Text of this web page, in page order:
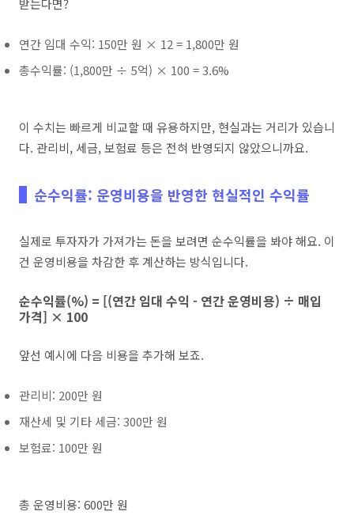
연간 임대 수익: 150만 원 × 12 = 1,800만 원
총수익률: (1,800만 ÷ 5억) × 100 = 3.6%
이 수치는 빠르게 비교할 때 유용하지만, 현실과는 거리가 있습니
다. 관리비, 세금, 보험료 등은 전혀 반영되지 않았으니까요.
순수익률: 운영비용을 반영한 현실적인 수익률
실제로 투자자가 가져가는 돈을 보려면 순수익률을 봐야 해요. 이
건 운영비용을 차감한 후 계산하는 방식입니다.
순수익률(%) = [(연간 임대 수익 - 연간 운영비용) ÷ 매입
가격] × 100
앞선 예시에 다음 비용을 추가해 보죠.
관리비: 200만 원
재산세 및 기타 세금: 300만 원
보험료: 100만 원
총 운영비용: 600만 원